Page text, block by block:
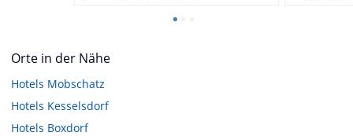
Orte in der Nähe
Hotels Mobschatz
Hotels Kesselsdorf
Hotels Boxdorf